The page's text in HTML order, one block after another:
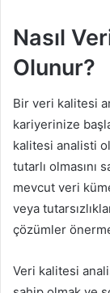
Nasıl
Olunur?
Bir veri kalitesi
kariyerinize
kalitesi analisti
tutarlı olmasını
mevcut veri
veya
çözümler
Veri kalitesi